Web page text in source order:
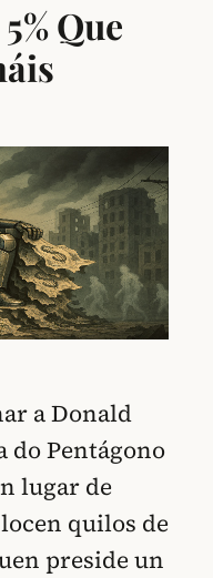
Que
a Donald
do Pentágono
lugar de
quilos de
preside un